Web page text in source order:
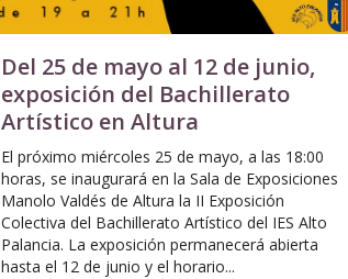
Del 25 de mayo al 12 de junio,
exposición del Bachillerato
Artístico en Altura
El próximo miércoles 25 de mayo, a las 18:00
horas, se inaugurará en la Sala de Exposiciones
Manolo Valdés de Altura la II Exposición
Colectiva del Bachillerato Artístico del IES Alto
Palancia. La exposición permanecerá abierta
hasta el 12 de junio y el horario...